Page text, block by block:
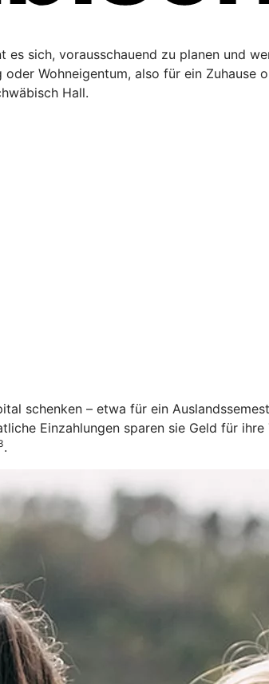
sich, vorausschauend zu planen und
Wohneigentum, also für ein Zuhause
Hall.
schenken – etwa für ein
Einzahlungen sparen sie Geld für
.